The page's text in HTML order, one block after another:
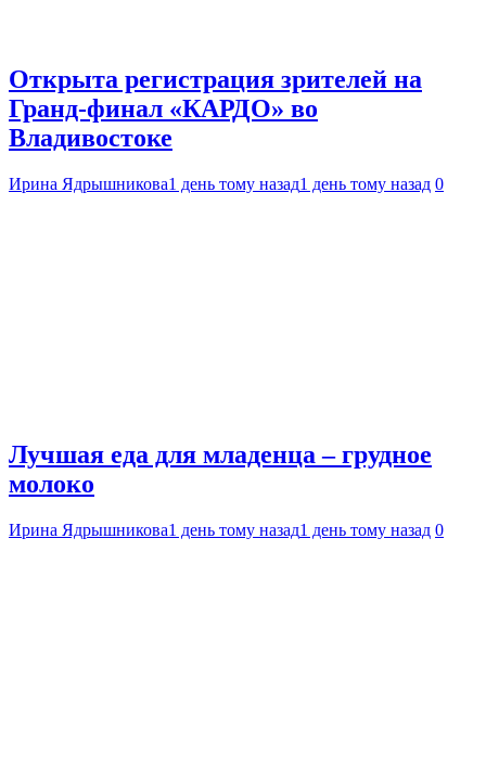
Открыта регистрация зрителей на
Гранд-финал «КАРДО» во
Владивостоке
Ирина Ядрышникова1 день тому назад1 день тому назад 0
Лучшая еда для младенца – грудное
молоко
Ирина Ядрышникова1 день тому назад1 день тому назад 0